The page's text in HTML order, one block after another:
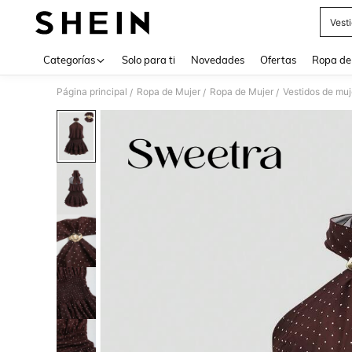
Categorías Solo para ti Novedades Ofertas Ropa
Página principal / Ropa de Mujer / Ropa de Mujer / Vestidos de